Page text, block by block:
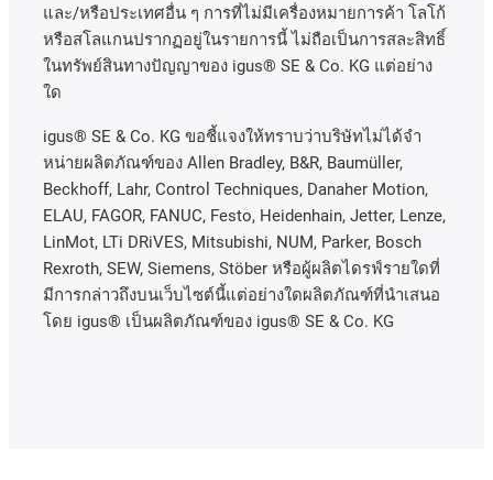
และ/หรือประเทศอื่น ๆ การที่ไม่มีเครื่องหมายการค้า โลโก้
หรือสโลแกนปรากฏอยู่ในรายการนี้ ไม่ถือเป็นการสละสิทธิ์
ในทรัพย์สินทางปัญญาของ igus® SE & Co. KG แต่อย่าง
ใด
igus® SE & Co. KG ขอชี้แจงให้ทราบว่าบริษัทไม่ได้จํา
หน่ายผลิตภัณฑ์ของ Allen Bradley, B&R, Baumüller,
Beckhoff, Lahr, Control Techniques, Danaher Motion,
ELAU, FAGOR, FANUC, Festo, Heidenhain, Jetter, Lenze,
LinMot, LTi DRiVES, Mitsubishi, NUM, Parker, Bosch
Rexroth, SEW, Siemens, Stöber หรือผู้ผลิตไดรฟ์รายใดที่
มีการกล่าวถึงบนเว็บไซต์นี้แต่อย่างใดผลิตภัณฑ์ที่นําเสนอ
โดย igus® เป็นผลิตภัณฑ์ของ igus® SE & Co. KG